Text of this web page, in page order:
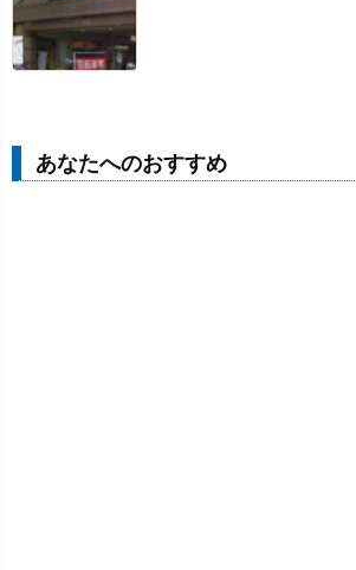
あなたへのおすすめ